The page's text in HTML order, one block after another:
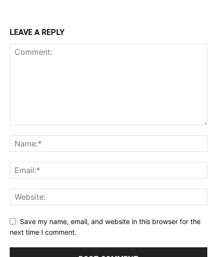
LEAVE A REPLY
Save my name, email, and website in this browser for the
next time I comment.